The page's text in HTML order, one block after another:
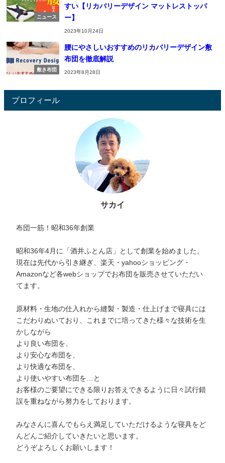
ニュース
すい【リカバリーデザイン マットレストッパ
ー】
2023年10月24日
敷き布団
腰にやさしいおすすめのリカバリーデザイン敷
布団を徹底解説
2023年8月28日
プロフィール
サカイ
布団一筋！昭和36年創業
昭和36年4月に「酒井ふとん店」として創業を始めました。
現在は先代から引き継ぎ、楽天・yahooショッピング・
Amazonなど各webショップでお布団を販売させていただい
てます。
原材料・生地の仕入れから縫製・製造・仕上げまで寝具には
こだわりぬいており、これまでに培ってきた様々な技術を生
かしながら
より良い布団を、
より安心な布団を、
より快適な布団を、
より使いやすい布団を…と
お客様のご要望にできる限りお答えできるように日々試行錯
誤を重ねながら努力をしております。
みなさんに喜んでもらえ満足していただけるような寝具をど
んどんご紹介していきたいと思います。
どうぞよろしくお願いします！